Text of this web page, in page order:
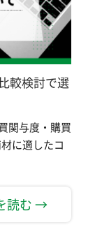
較検討で選
関与度・購買
に適したコ
読む →